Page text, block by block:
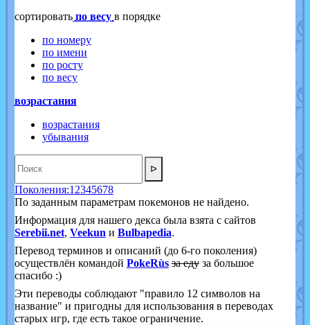
cортировать по весу в порядке
по номеру
по имени
по росту
по весу
возрастания
возрастания
убывания
ᐅ
Поколения:1 2345678
По заданным параметрам покемонов не найдено.
Информация для нашего декса была взята с сайтов
Serebii.net, Veekun и Bulbapedia.
Перевод терминов и описаний (до 6-го поколения)
осуществлён командой PokeRùs за едуза большое
спасибо :)
Эти переводы соблюдают "правило 12 символов на
название" и пригодны для использования в переводах
старых игр, где есть такое ограничение.